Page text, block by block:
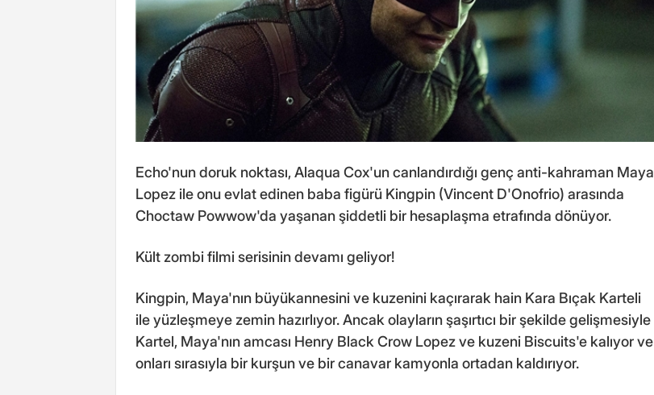
Echo'nun doruk noktası, Alaqua Cox'un canlandırdığı genç anti-kahraman Maya
Lopez ile onu evlat edinen baba figürü Kingpin (Vincent D'Onofrio) arasında
Choctaw Powwow'da yaşanan şiddetli bir hesaplaşma etrafında dönüyor.
Kült zombi filmi serisinin devamı geliyor!
Kingpin, Maya'nın büyükannesini ve kuzenini kaçırarak hain Kara Bıçak Karteli
ile yüzleşmeye zemin hazırlıyor. Ancak olayların şaşırtıcı bir şekilde gelişmesiyle
Kartel, Maya'nın amcası Henry Black Crow Lopez ve kuzeni Biscuits'e kalıyor ve
onları sırasıyla bir kurşun ve bir canavar kamyonla ortadan kaldırıyor.